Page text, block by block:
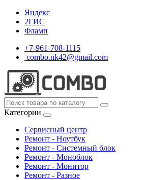
Яндекс
2ГИС
Фламп
+7-961-708-1115
combo.nk42@gmail.com
Категории
Сервисный центр
Ремонт - Ноутбук
Ремонт - Системный блок
Ремонт - Моноблок
Ремонт - Монитор
Ремонт - Разное